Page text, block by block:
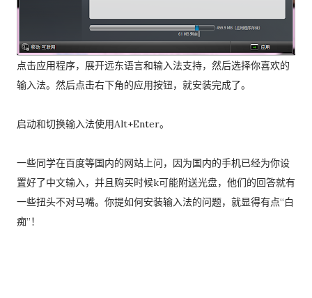
点击应用程序，展开远东语言和输入法支持，然后选择你喜欢的
输入法。然后点击右下角的应用按钮，就安装完成了。
启动和切换输入法使用Alt+Enter。
一些同学在百度等国内的网站上问，因为国内的手机已经为你设
置好了中文输入，并且购买时候k可能附送光盘，他们的回答就有
一些扭头不对马嘴。你提如何安装输入法的问题，就显得有点“白
痴”！